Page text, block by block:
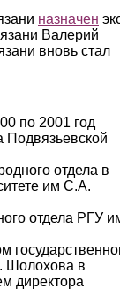
назначен
Валерий
вновь стал
по 2001 год
Подвязьевской
отдела в
им С.А.
отдела РГУ
Шолохова в
директора